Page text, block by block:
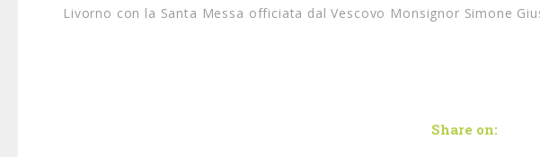
Livorno con la Santa Messa officiata dal Vescovo Monsignor Simone
Share on: